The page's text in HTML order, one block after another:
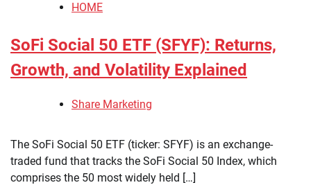
HOME
SoFi Social 50 ETF (SFYF): Returns,
Growth, and Volatility Explained
Share Marketing
The SoFi Social 50 ETF (ticker: SFYF) is an exchange-
traded fund that tracks the SoFi Social 50 Index, which
comprises the 50 most widely held […]